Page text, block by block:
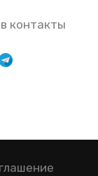
контакты